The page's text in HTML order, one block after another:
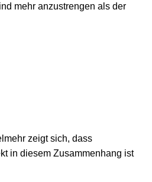
mehr anzustrengen als der
zeigt sich, dass
in diesem Zusammenhang ist